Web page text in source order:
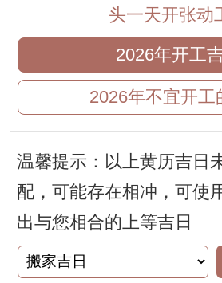
头一天开张动
2026年开工
2026年不宜开工
温馨提示：以上黄历吉日
配，可能存在相冲，可使
出与您相合的上等吉日